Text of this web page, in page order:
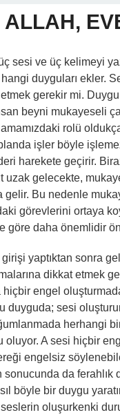
ALLAH,
sesi ve üç kelimeyi
duyguları ekler.
gerekir mi.
beyni mukayeseli
rolü
işler böyle
harekete geçirir.
uzak gelecekte,
gelir. Bu nedenle
görevlerini ortaya
göre daha önemlidir
girişi yaptıktan sonra
dikkat etmek
hiçbir engel
duyguda; sesi
herhangi
oluyor. A sesi hiçbir
engelsiz
sonucunda da ferahlık
böyle bir duygu
seslerin oluşurkenki